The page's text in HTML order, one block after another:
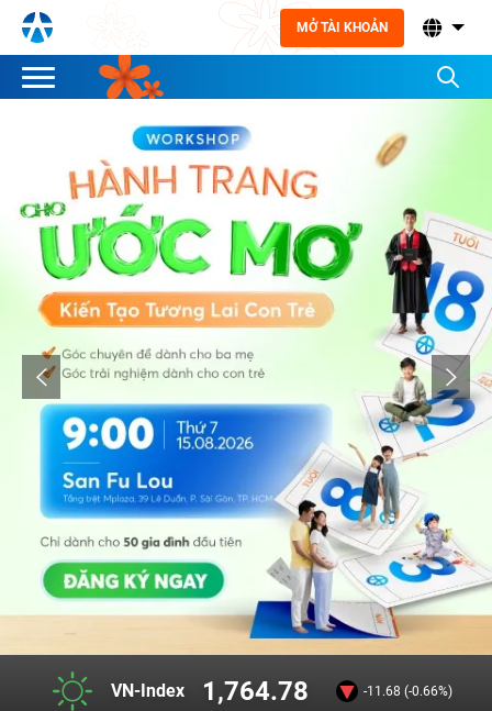
MỞ TÀI KHOẢN
VN-Index 1,764.78 -11.68 (-0.66%)